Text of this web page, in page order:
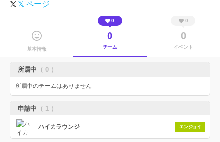
𝕏 ページ
基本情報
0
0
チーム
0
0
イベント
所属中 （ 0 ）
所属中のチームはありません
申請中 （ 1 ）
ハイカラウンジ エンジョイ